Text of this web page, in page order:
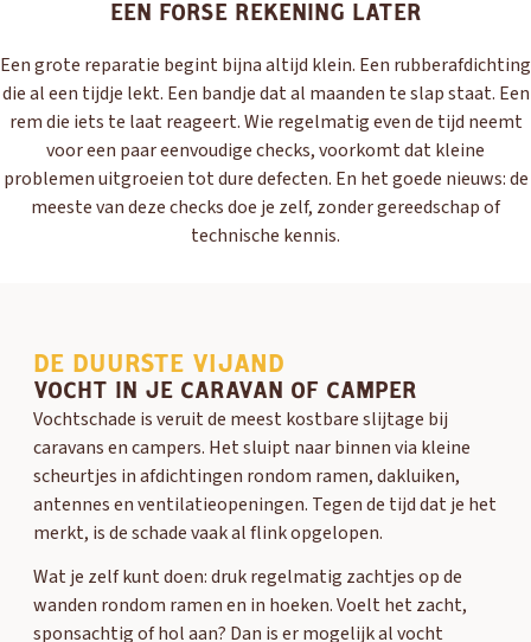
EEN FORSE REKENING LATER
Een grote reparatie begint bijna altijd klein. Een rubberafdichting
die al een tijdje lekt. Een bandje dat al maanden te slap staat. Een
rem die iets te laat reageert. Wie regelmatig even de tijd neemt
voor een paar eenvoudige checks, voorkomt dat kleine
problemen uitgroeien tot dure defecten. En het goede nieuws: de
meeste van deze checks doe je zelf, zonder gereedschap of
technische kennis.
DE DUURSTE VIJAND
VOCHT IN JE CARAVAN OF CAMPER
Vochtschade is veruit de meest kostbare slijtage bij
caravans en campers. Het sluipt naar binnen via kleine
scheurtjes in afdichtingen rondom ramen, dakluiken,
antennes en ventilatieopeningen. Tegen de tijd dat je het
merkt, is de schade vaak al flink opgelopen.
Wat je zelf kunt doen: druk regelmatig zachtjes op de
wanden rondom ramen en in hoeken. Voelt het zacht,
sponsachtig of hol aan? Dan is er mogelijk al vocht